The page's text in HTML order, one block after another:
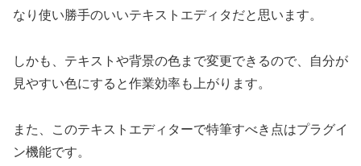
なり使い勝手のいいテキストエディタだと思います。
しかも、テキストや背景の色まで変更できるので、自分が
見やすい色にすると作業効率も上がります。
また、このテキストエディターで特筆すべき点はプラグイ
ン機能です。